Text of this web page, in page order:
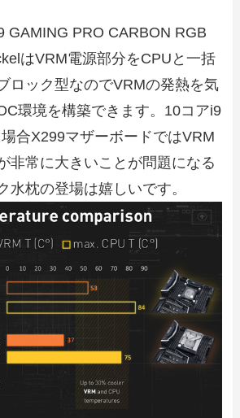
GAMING PRO CARBON RGB
はVRM電源部分をCPUと一括
ロック型なのでVRMの発熱を気
環境を構築できます。10コアi9
合X299マザーボードではVRM
非常に大きいことが問題になる
水枕の登場は嬉しいです。